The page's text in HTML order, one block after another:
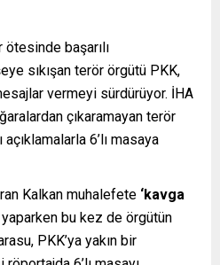
ötesinde başarılı
sıkışan terör örgütü PKK,
vermeyi sürdürüyor. İHA
çıkaramayan terör
6’lı masaya
Kalkan muhalefete ‘kavga
yaparken bu kez de örgütün
PKK’ya yakın bir